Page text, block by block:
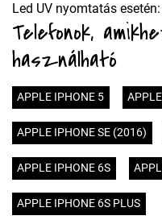
Led UV nyomtatás
Telefonok,
használható
APPLE IPHONE 5
APPLE IPHONE SE (2016)
APPLE IPHONE 6S
APPLE IPHONE 6S PLUS